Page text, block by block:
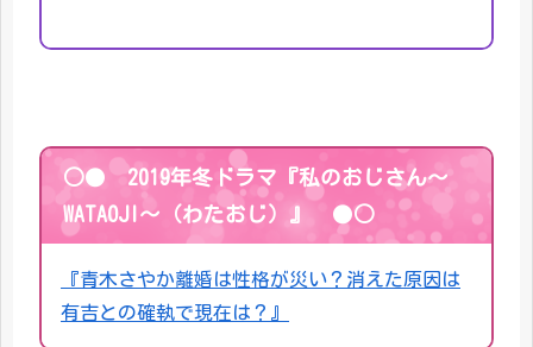
○● 2019年冬ドラマ『私のおじさん～
WATAOJI～（わたおじ）』 ●○
『青木さやか離婚は性格が災い？消えた原因は
有吉との確執で現在は？』